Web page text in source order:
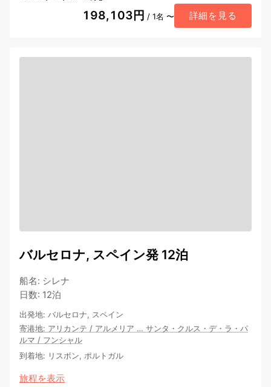
198,103円 / 1名 〜 詳細を見る
バルセロナ, スペイン発 12泊
船名: シレナ
日数: 12泊
出発地: バルセロナ, スペイン
寄港地: アリカンテ / アルメリア … サンタ・クルス・デ・ラ・パ
ルマ / フンシャル
到着地: リスボン, ポルトガル
旅程を表示